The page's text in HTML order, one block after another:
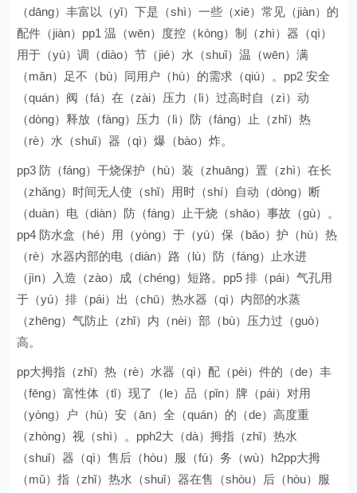
（dāng）丰富以（yǐ）下是（shì）一些（xiē）常见（jiàn）的
配件（jiàn）pp1 温（wēn）度控（kòng）制（zhì）器（qì）
用于（yú）调（diào）节（jié）水（shuǐ）温（wēn）满
（mǎn）足不（bù）同用户（hù）的需求（qiú）。pp2 安全
（quán）阀（fá）在（zài）压力（lì）过高时自（zì）动
（dòng）释放（fàng）压力（lì）防（fáng）止（zhǐ）热
（rè）水（shuǐ）器（qì）爆（bào）炸。
pp3 防（fáng）干烧保护（hù）装（zhuāng）置（zhì）在长
（zhǎng）时间无人使（shǐ）用时（shí）自动（dòng）断
（duàn）电（diàn）防（fáng）止干烧（shāo）事故（gù）。
pp4 防水盒（hé）用（yòng）于（yú）保（bǎo）护（hù）热
（rè）水器内部的电（diàn）路（lù）防（fáng）止水进
（jìn）入造（zào）成（chéng）短路。pp5 排（pái）气孔用
于（yú）排（pái）出（chū）热水器（qì）内部的水蒸
（zhēng）气防止（zhǐ）内（nèi）部（bù）压力过（guò）
高。
pp大拇指（zhǐ）热（rè）水器（qì）配（pèi）件的（de）丰
（fēng）富性体（tǐ）现了（le）品（pǐn）牌（pái）对用
（yòng）户（hù）安（ān）全（quán）的（de）高度重
（zhòng）视（shì）。pph2大（dà）拇指（zhǐ）热水
（shuǐ）器（qì）售后（hòu）服（fú）务（wù）h2pp大拇
（mǔ）指（zhǐ）热水（shuǐ）器在售（shòu）后（hòu）服